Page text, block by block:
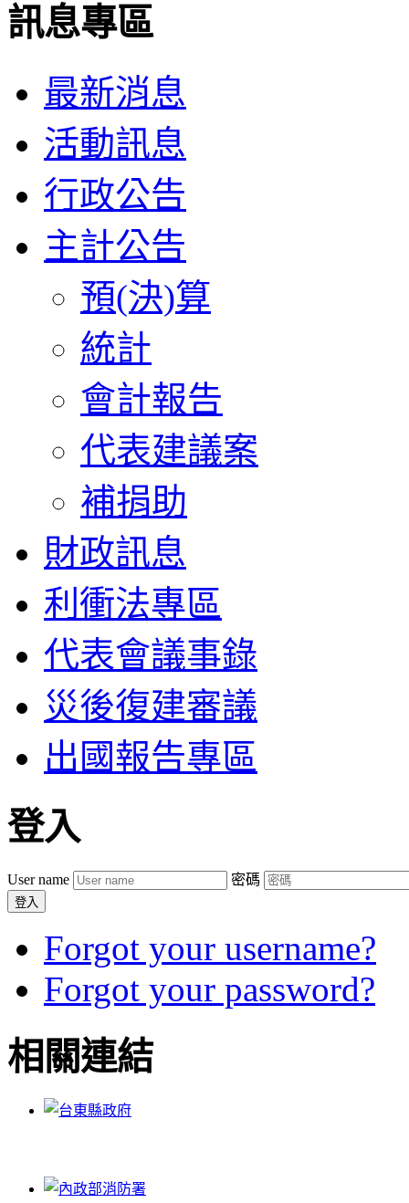
訊息專區
最新消息
活動訊息
行政公告
主計公告
預(決)算
統計
會計報告
代表建議案
補捐助
財政訊息
利衝法專區
代表會議事錄
災後復建審議
出國報告專區
登入
User name 密碼
登入
Forgot your username?
Forgot your password?
相關連結